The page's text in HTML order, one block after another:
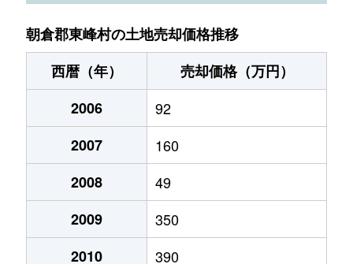
朝倉郡東峰村の土地売却価格推移
西暦（年）
売却価格（万円）
2006
92
2007
160
2008
49
2009
350
2010
390